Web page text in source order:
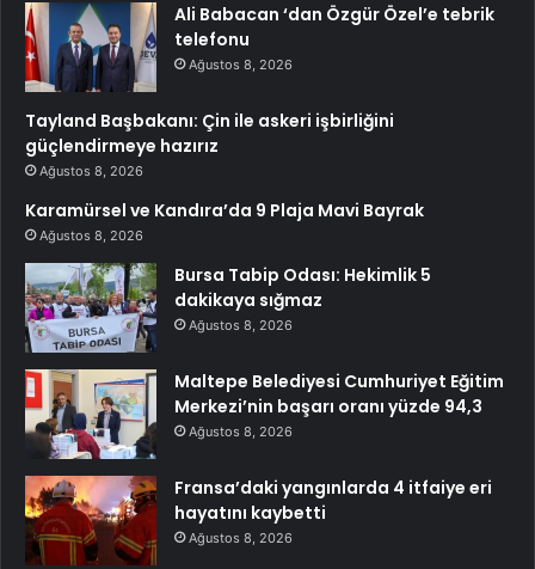
Ali Babacan ‘dan Özgür Özel’e tebrik
telefonu
Ağustos 8, 2026
Tayland Başbakanı: Çin ile askeri işbirliğini
güçlendirmeye hazırız
Ağustos 8, 2026
Karamürsel ve Kandıra’da 9 Plaja Mavi Bayrak
Ağustos 8, 2026
Bursa Tabip Odası: Hekimlik 5
dakikaya sığmaz
Ağustos 8, 2026
Maltepe Belediyesi Cumhuriyet Eğitim
Merkezi’nin başarı oranı yüzde 94,3
Ağustos 8, 2026
Fransa’daki yangınlarda 4 itfaiye eri
hayatını kaybetti
Ağustos 8, 2026